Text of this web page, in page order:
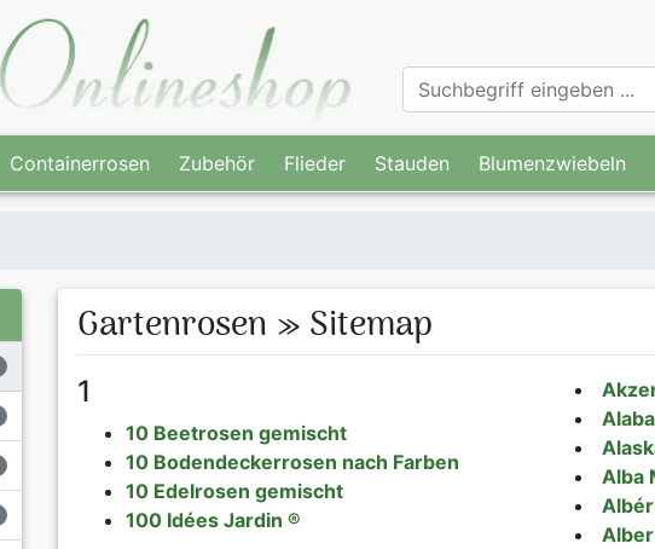
Containerrosen Zubehör Flieder Stauden Blumenzwiebeln
Gartenrosen » Sitemap
1
10 Beetrosen gemischt
10 Bodendeckerrosen nach Farben
10 Edelrosen gemischt
100 Idées Jardin ®
Alba